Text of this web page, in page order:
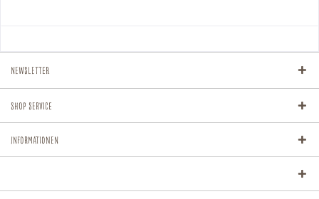
Newsletter
Shop Service
Informationen